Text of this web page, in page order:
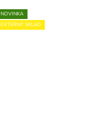
NOVINKA
EXTERNÝ SKLAD